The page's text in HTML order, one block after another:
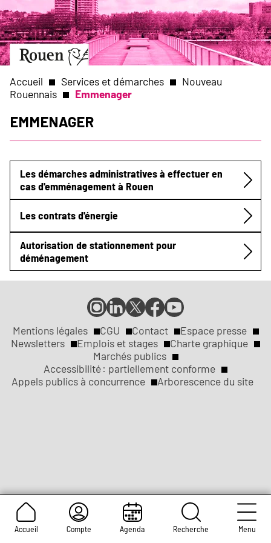
Aller
au
contenu
principal
Aller
à
page
d’accueil
Slide
1
of
1
Accueil Compte Agenda Recherche Menu
Fil
d'Ariane
Accueil Services et démarches
Nouveau
Rouennais
Emmenager
Emmenager
Submenu
Les démarches administratives à effectuer en
cas d'emménagement à Rouen
Les contrats d'énergie
Autorisation de stationnement pour
déménagement
Réseaux
sociaux
Compte
Instagram
de
la
ville
de
Rouen
Compte
LinkedIn
de
la
ville
de
Rouen
Compte
X
de
la
ville
de
Rouen
Page
Facebook
de
la
ville
de
Rouen
Page
YouTube
de
la
ville
de
Rouen
Liens
légaux
Mentions légales CGU Contact
Espace presse
Newsletters
Emplois et stages
Charte graphique
Marchés publics
Accessibilité : partiellement conforme
Appels publics à concurrence
Arborescence du site